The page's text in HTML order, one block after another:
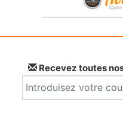
Recevez toutes